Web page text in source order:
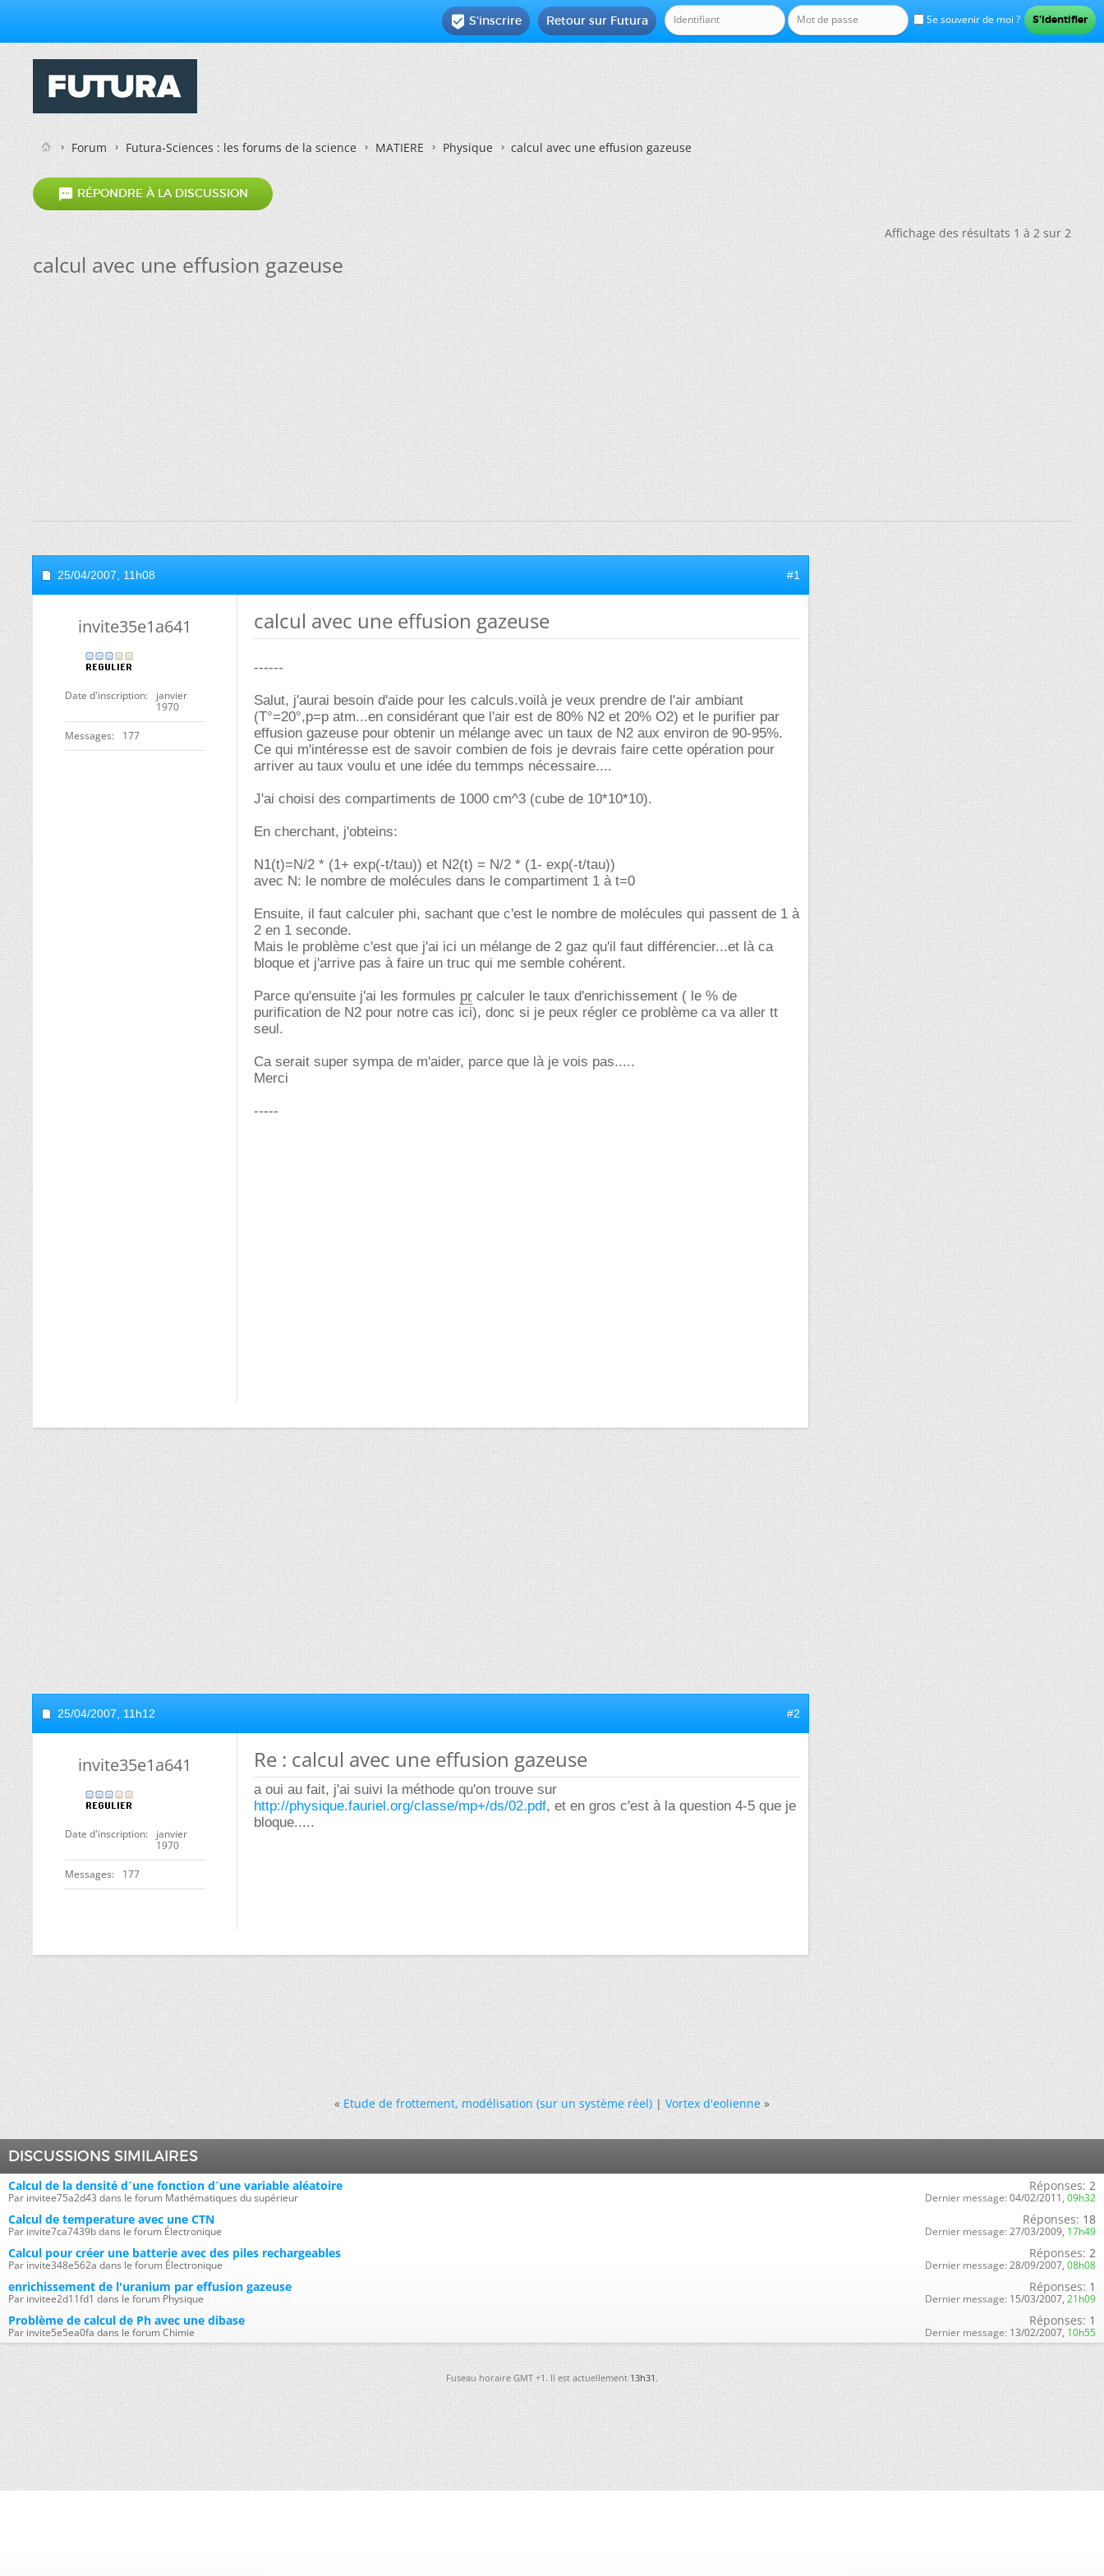
Se souvenir de moi ?
Retour sur Futura
 S'inscrire
Forum Futura-Sciences : les forums de la science MATIERE Physique calcul avec une effusion gazeuse
 RÉPONDRE À LA DISCUSSION
Affichage des résultats 1 à 2 sur 2
calcul avec une effusion gazeuse
25/04/2007, 11h08 #1
invite35e1a641
Date d'inscription
janvier
1970
Messages 177
calcul avec une effusion gazeuse
------
Salut, j'aurai besoin d'aide pour les calculs.voilà je veux prendre de l'air ambiant
(T°=20°,p=p atm...en considérant que l'air est de 80% N2 et 20% O2) et le purifier par
effusion gazeuse pour obtenir un mélange avec un taux de N2 aux environ de 90-95%.
Ce qui m'intéresse est de savoir combien de fois je devrais faire cette opération pour
arriver au taux voulu et une idée du temmps nécessaire....
J'ai choisi des compartiments de 1000 cm^3 (cube de 10*10*10).
En cherchant, j'obteins:
N1(t)=N/2 * (1+ exp(-t/tau)) et N2(t) = N/2 * (1- exp(-t/tau))
avec N: le nombre de molécules dans le compartiment 1 à t=0
Ensuite, il faut calculer phi, sachant que c'est le nombre de molécules qui passent de 1 à
2 en 1 seconde.
Mais le problème c'est que j'ai ici un mélange de 2 gaz qu'il faut différencier...et là ca
bloque et j'arrive pas à faire un truc qui me semble cohérent.
Parce qu'ensuite j'ai les formules pr calculer le taux d'enrichissement ( le % de
purification de N2 pour notre cas ici), donc si je peux régler ce problème ca va aller tt
seul.
Ca serait super sympa de m'aider, parce que là je vois pas.....
Merci
-----
25/04/2007, 11h12 #2
invite35e1a641
Date d'inscription
janvier
1970
Messages 177
Re : calcul avec une effusion gazeuse
a oui au fait, j'ai suivi la méthode qu'on trouve sur
http://physique.fauriel.org/classe/mp+/ds/02.pdf, et en gros c'est à la question 4-5 que je
bloque.....
« Etude de frottement, modélisation (sur un système réel)|Vortex d'eolienne »
DISCUSSIONS SIMILAIRES
Calcul de la densité d´une fonction d´une variable aléatoire
Par invitee75a2d43 dans le forum Mathématiques du supérieur
Réponses: 2
Dernier message: 04/02/2011, 09h32
Calcul de temperature avec une CTN
Par invite7ca7439b dans le forum Électronique
Réponses: 18
Dernier message: 27/03/2009, 17h49
Calcul pour créer une batterie avec des piles rechargeables
Par invite348e562a dans le forum Électronique
Réponses: 2
Dernier message: 28/09/2007, 08h08
enrichissement de l'uranium par effusion gazeuse
Par invitee2d11fd1 dans le forum Physique
Réponses: 1
Dernier message: 15/03/2007, 21h09
Problème de calcul de Ph avec une dibase
Par invite5e5ea0fa dans le forum Chimie
Réponses: 1
Dernier message: 13/02/2007, 10h55
Fuseau horaire GMT +1. Il est actuellement13h31.